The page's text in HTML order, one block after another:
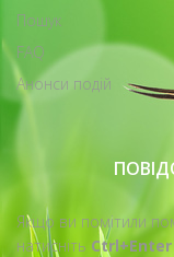
Пошук
FAQ
Анонси подій
Якщо ви помітили
натисніть Ctrl+Enter